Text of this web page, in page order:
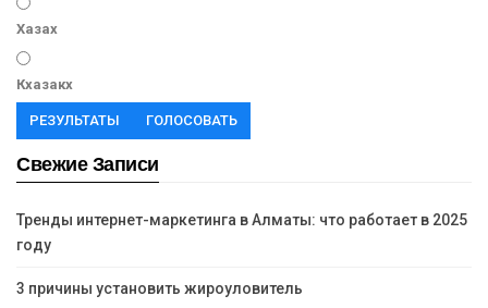
Хазах
Кхазакх
РЕЗУЛЬТАТЫ ГОЛОСОВАТЬ
Свежие Записи
Тренды интернет-маркетинга в Алматы: что работает в 2025
году
3 причины установить жироуловитель